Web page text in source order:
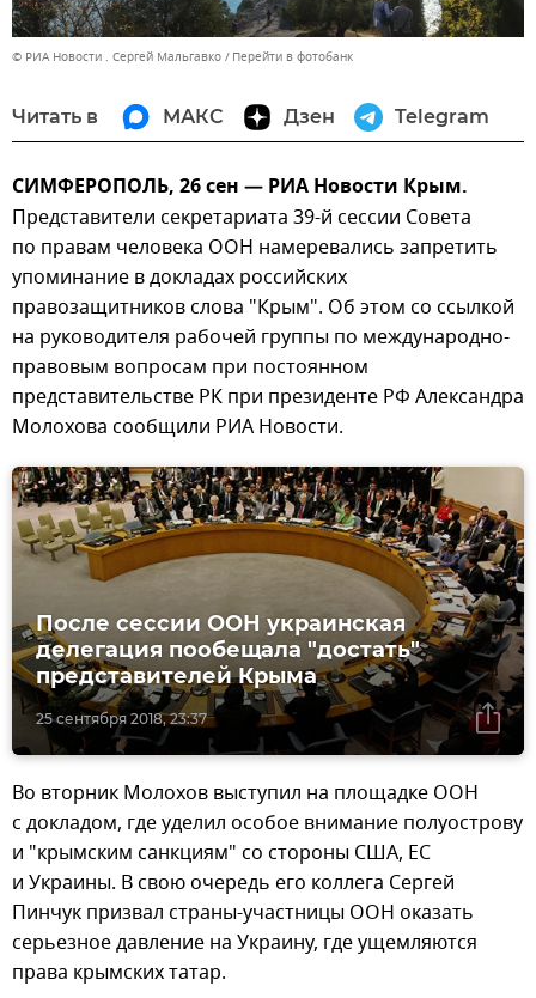
© РИА Новости . Сергей Мальгавко Перейти в фотобанк
Читать в МАКС Дзен Telegram
СИМФЕРОПОЛЬ, 26 сен — РИА Новости Крым.
Представители секретариата 39-й сессии Совета
по правам человека ООН намеревались запретить
упоминание в докладах российских
правозащитников слова "Крым". Об этом со ссылкой
на руководителя рабочей группы по международно-
правовым вопросам при постоянном
представительстве РК при президенте РФ Александра
Молохова сообщили РИА Новости.
25 сентября 2018, 23:37
После сессии ООН украинская
делегация пообещала "достать"
представителей Крыма
Во вторник Молохов выступил на площадке ООН
с докладом, где уделил особое внимание полуострову
и "крымским санкциям" со стороны США, ЕС
и Украины. В свою очередь его коллега Сергей
Пинчук призвал страны-участницы ООН оказать
серьезное давление на Украину, где ущемляются
права крымских татар.